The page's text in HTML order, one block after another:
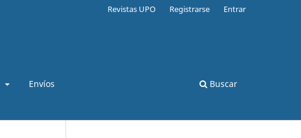
Envíos Buscar
Revistas UPO Registrarse Entrar